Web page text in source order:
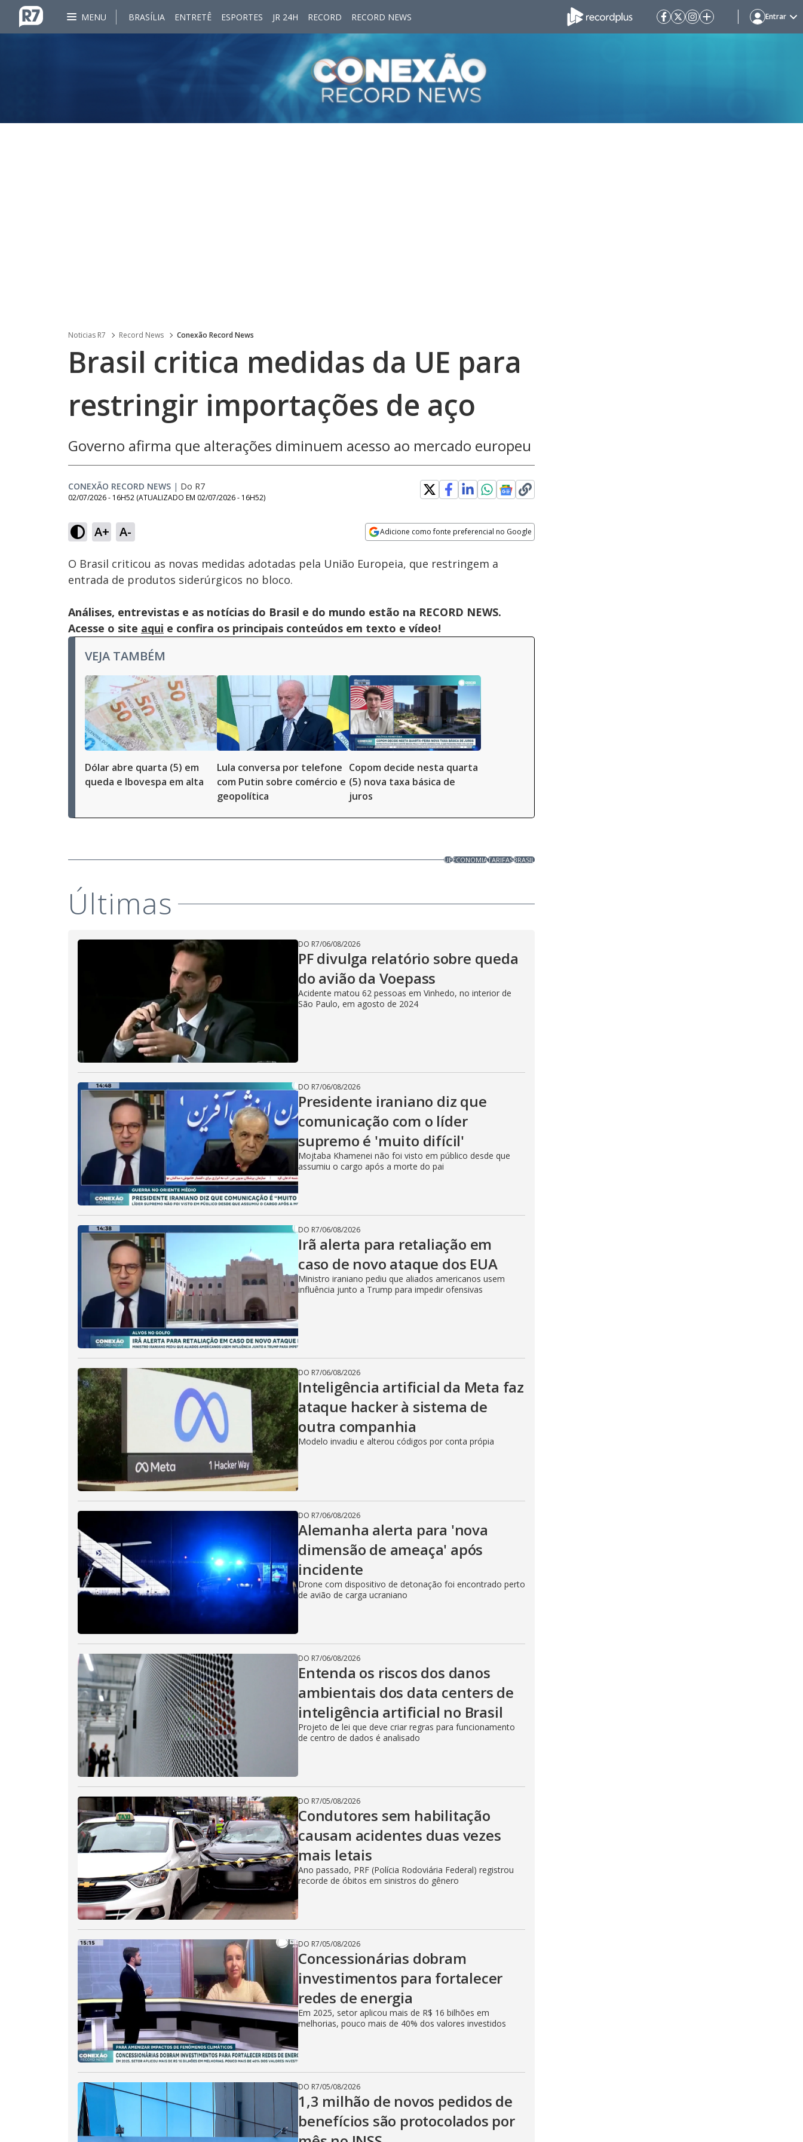
MENU BRASÍLIA ENTRETÊ ESPORTES JR 24H RECORD RECORD NEWS Entrar
Noticias R7 Record News Conexão Record News
Brasil critica medidas da UE para
restringir importações de aço
Governo afirma que alterações diminuem acesso ao mercado europeu
CONEXÃO RECORD NEWS | Do R7
02/07/2026 - 16H52 (ATUALIZADO EM 02/07/2026 - 16H52)
A+ A- Adicione como fonte preferencial no Google
Ativar
Som
Velocidade
O Brasil criticou as novas medidas adotadas pela União Europeia, que restringem a
entrada de produtos siderúrgicos no bloco.
Análises, entrevistas e as notícias do Brasil e do mundo estão na RECORD NEWS.
Acesse o site aqui e confira os principais conteúdos em texto e vídeo!
VEJA TAMBÉM
Dólar abre quarta (5) em
queda e Ibovespa em alta
Lula conversa por telefone
com Putin sobre comércio e
geopolítica
Copom decide nesta quarta
(5) nova taxa básica de
juros
UEECONOMIATARIFASBRASIL
Últimas
DO R7/06/08/2026
PF divulga relatório sobre queda
do avião da Voepass
Acidente matou 62 pessoas em Vinhedo, no interior de
São Paulo, em agosto de 2024
DO R7/06/08/2026
Presidente iraniano diz que
comunicação com o líder
supremo é 'muito difícil'
Mojtaba Khamenei não foi visto em público desde que
assumiu o cargo após a morte do pai
DO R7/06/08/2026
Irã alerta para retaliação em
caso de novo ataque dos EUA
Ministro iraniano pediu que aliados americanos usem
influência junto a Trump para impedir ofensivas
DO R7/06/08/2026
Inteligência artificial da Meta faz
ataque hacker à sistema de
outra companhia
Modelo invadiu e alterou códigos por conta própia
DO R7/06/08/2026
Alemanha alerta para 'nova
dimensão de ameaça' após
incidente
Drone com dispositivo de detonação foi encontrado perto
de avião de carga ucraniano
DO R7/06/08/2026
Entenda os riscos dos danos
ambientais dos data centers de
inteligência artificial no Brasil
Projeto de lei que deve criar regras para funcionamento
de centro de dados é analisado
DO R7/05/08/2026
Condutores sem habilitação
causam acidentes duas vezes
mais letais
Ano passado, PRF (Polícia Rodoviária Federal) registrou
recorde de óbitos em sinistros do gênero
DO R7/05/08/2026
Concessionárias dobram
investimentos para fortalecer
redes de energia
Em 2025, setor aplicou mais de R$ 16 bilhões em
melhorias, pouco mais de 40% dos valores investidos
DO R7/05/08/2026
1,3 milhão de novos pedidos de
benefícios são protocolados por